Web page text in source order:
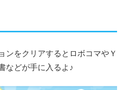
ンをクリアするとロボコマやＹ
などが手に入るよ♪